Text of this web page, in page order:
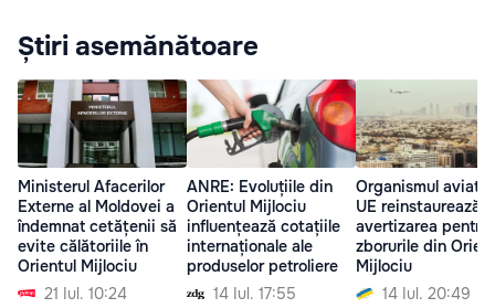
Știri asemănătoare
Ministerul Afacerilor
Externe al Moldovei a
îndemnat cetățenii să
evite călătoriile în
Orientul Mijlociu
21 Iul. 10:24
ANRE: Evoluțiile din
Orientul Mijlociu
influențează cotațiile
internaționale ale
produselor petroliere
14 Iul. 17:55
Organismul
UE reinstaurează
avertizarea pentru
zborurile din
Mijlociu
14 Iul. 20:49